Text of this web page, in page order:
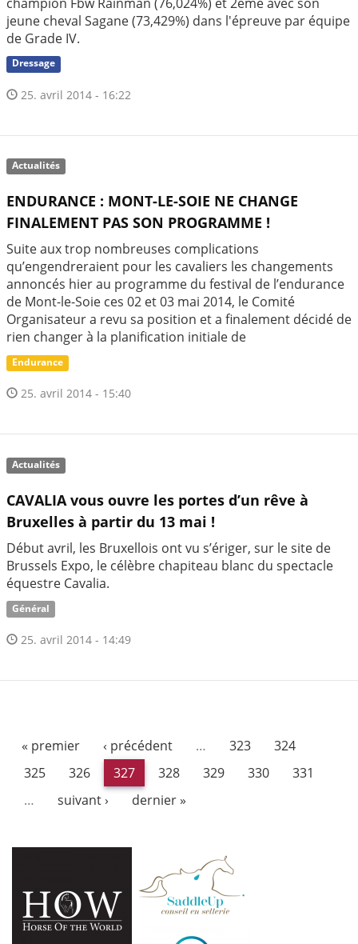
jeune cheval Sagane (73,429%) dans l'épreuve par équipe
de Grade IV.
Dressage
25. avril 2014 - 16:22
Actualités
ENDURANCE : MONT-LE-SOIE NE CHANGE
FINALEMENT PAS SON PROGRAMME !
Suite aux trop nombreuses complications
qu’engendreraient pour les cavaliers les changements
annoncés hier au programme du festival de l’endurance
de Mont-le-Soie ces 02 et 03 mai 2014, le Comité
Organisateur a revu sa position et a finalement décidé de
rien changer à la planification initiale de
Endurance
25. avril 2014 - 15:40
Actualités
CAVALIA vous ouvre les portes d’un rêve à
Bruxelles à partir du 13 mai !
Début avril, les Bruxellois ont vu s’ériger, sur le site de
Brussels Expo, le célèbre chapiteau blanc du spectacle
équestre Cavalia.
Général
25. avril 2014 - 14:49
« premier ‹ précédent … 323
324
325
326 327 328 329 330
331
…
suivant › dernier »